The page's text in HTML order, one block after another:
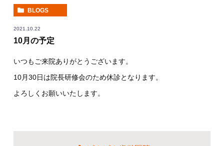
BLOGS
2021.10.22
10月の予定
いつもご来院ありがとうございます。
10月30日は院長研修会のため休診となります。
よろしくお願いいたします。